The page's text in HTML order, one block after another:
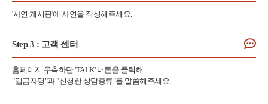
'사연 게시판'에 사연을 작성해주세요.
Step 3 : 고객 센터
홈페이지 우측하단 'TALK' 버튼을 클릭해
"입금자명"과 "신청한 상담종류"를 말씀해주세요.